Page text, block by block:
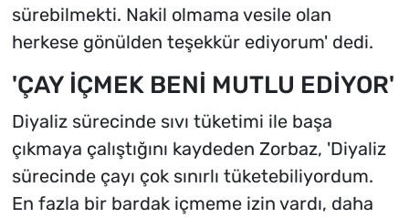
sürebilmekti. Nakil olmama vesile olan
herkese gönülden teşekkür ediyorum' dedi.
'ÇAY İÇMEK BENİ MUTLU EDİYOR'
Diyaliz sürecinde sıvı tüketimi ile başa
çıkmaya çalıştığını kaydeden Zorbaz, 'Diyaliz
sürecinde çayı çok sınırlı tüketebiliyordum.
En fazla bir bardak içmeme izin vardı, daha